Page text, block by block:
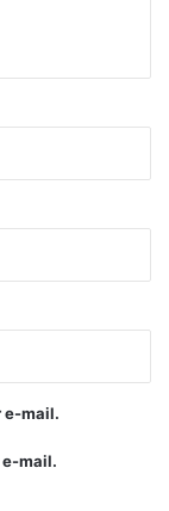
e-mail.
mail.